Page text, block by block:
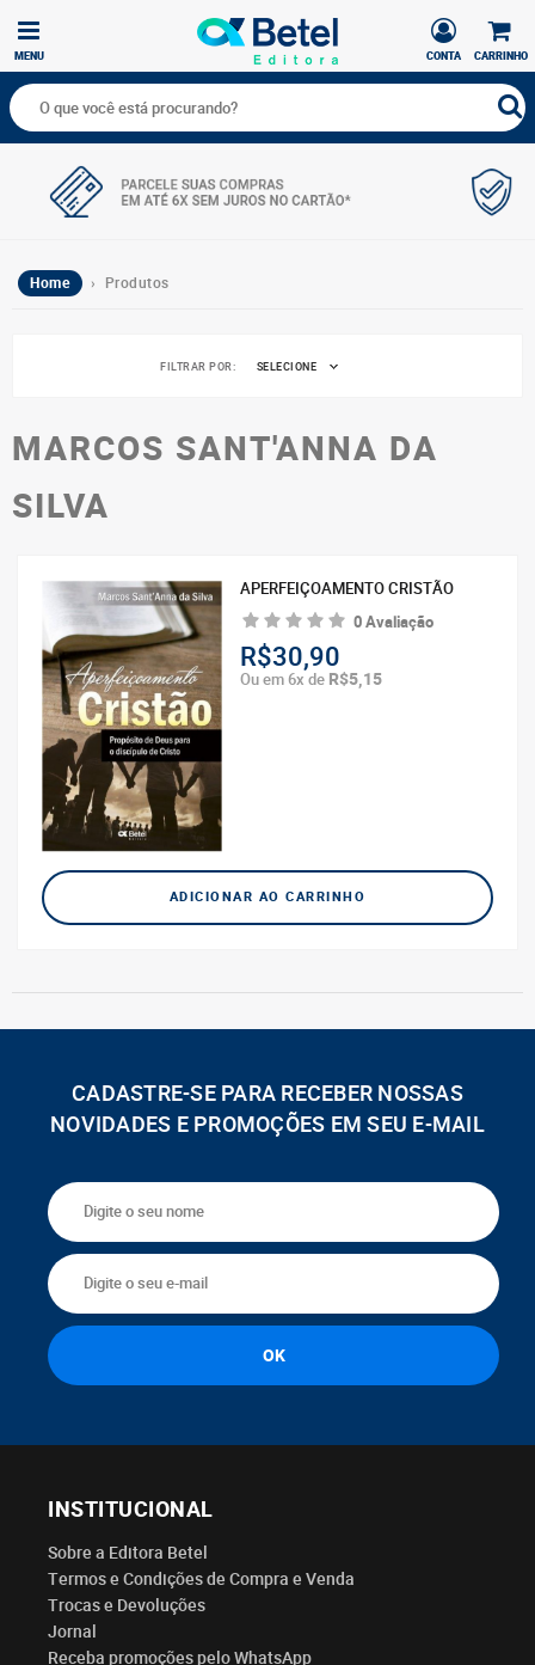
CARRINHO
CONTA
MENU
Home › Produtos
FILTRAR POR: SELECIONE
MARCOS SANT'ANNA DA
SILVA
APERFEIÇOAMENTO CRISTÃO
0 Avaliação
R$30,90
Ou em 6x de R$5,15
ADICIONAR AO CARRINHO
CADASTRE-SE PARA RECEBER NOSSAS
NOVIDADES E PROMOÇÕES EM SEU E-MAIL
INSTITUCIONAL
Sobre a Editora Betel
Termos e Condições de Compra e Venda
Trocas e Devoluções
Jornal
Receba promoções pelo WhatsApp